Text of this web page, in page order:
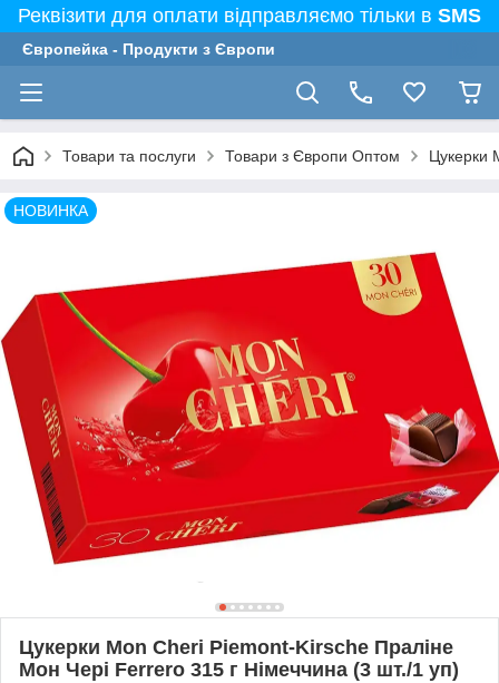
Реквізити для оплати відправляємо тільки в SMS
Європейка - Продукти з Європи
Товари та послуги Товари з Європи Оптом Цукерки
НОВИНКА
Цукерки Mon Cheri Piemont-Kirsche Праліне
Мон Чері Ferrero 315 г Німеччина (3 шт./1 уп)